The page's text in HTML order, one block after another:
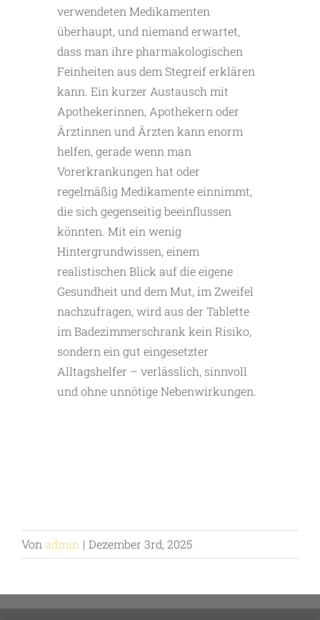
verwendeten Medikamenten
überhaupt, und niemand erwartet,
dass man ihre pharma­kologischen
Feinheiten aus dem Stegreif erklären
kann. Ein kurzer Austausch mit
Apothekerinnen, Apothekern oder
Ärztinnen und Ärzten kann enorm
helfen, gerade wenn man
Vorerkrankungen hat oder
regelmäßig Medikamente einnimmt,
die sich gegenseitig beeinflussen
könnten. Mit ein wenig
Hintergrundwissen, einem
realistischen Blick auf die eigene
Gesundheit und dem Mut, im Zweifel
nachzufragen, wird aus der Tablette
im Badezimmerschrank kein Risiko,
sondern ein gut eingesetzter
Alltagshelfer – verlässlich, sinnvoll
und ohne un­nötige Nebenwirkungen.
Vonadmin | Dezember 3rd, 2025